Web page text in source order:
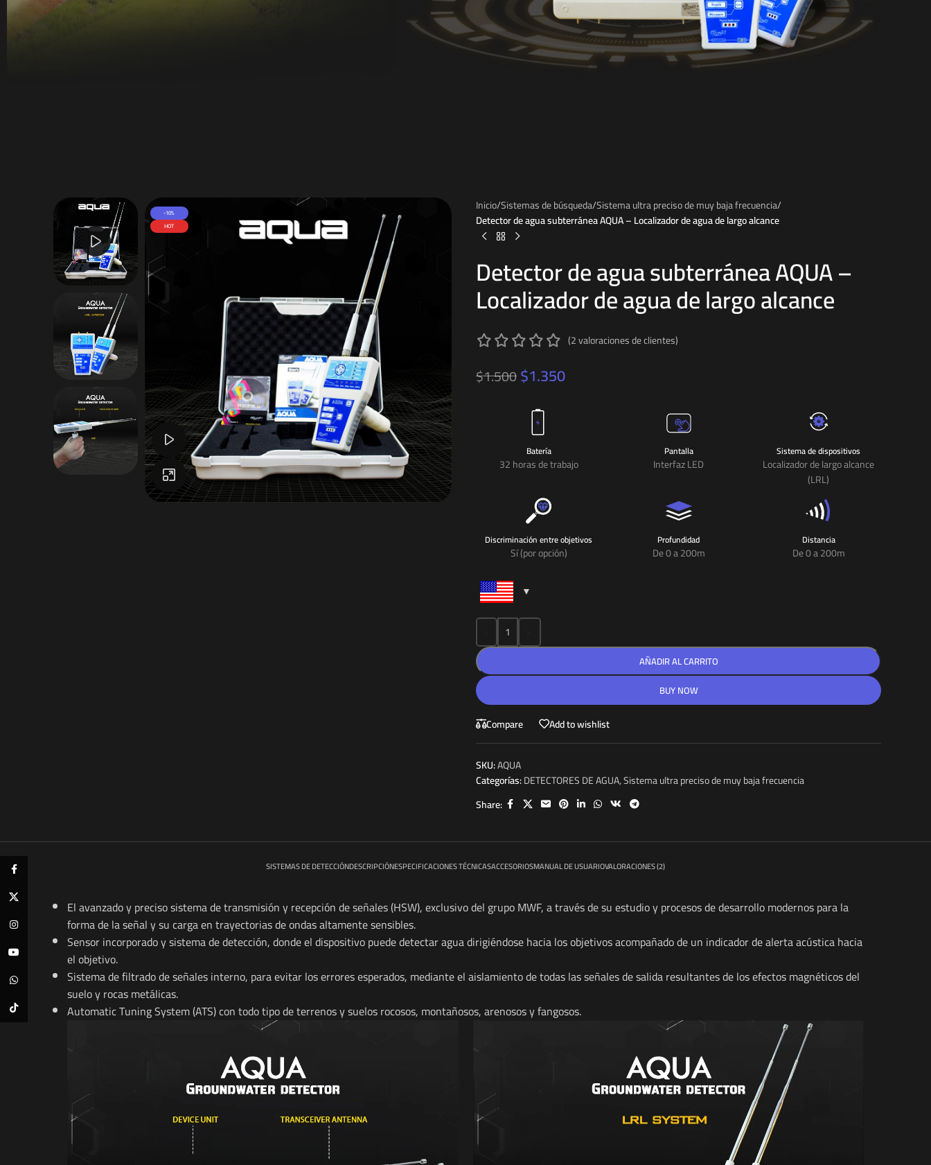
-10%
HOT
Watch video
Click to enlarge
Inicio/Sistemas de búsqueda/Sistema ultra preciso de muy baja frecuencia/
Detector de agua subterránea AQUA – Localizador de agua de largo alcance
Detector de agua subterránea AQUA –
Localizador de agua de largo alcance
(2valoraciones de clientes)
$1.500$1.350
Batería
32 horas de trabajo
Pantalla
Interfaz LED
Sistema de dispositivos
Localizador de largo alcance
(LRL)
Discriminación entre objetivos
Sí (por opción)
Profundidad
De 0 a 200m
Distancia
De 0 a 200m
AÑADIR AL CARRITO
BUY NOW
Compare Add to wishlist
SKU:AQUA
Categorías:DETECTORES DE AGUA,Sistema ultra preciso de muy baja frecuencia
Share:
SISTEMAS DE DETECCIÓNDESCRIPCIÓNESPECIFICACIONES TÉCNICASACCESORIOSMANUAL DE USUARIOVALORACIONES (2)
El avanzado y preciso sistema de transmisión y recepción de señales (HSW), exclusivo del grupo MWF, a través de su estudio y procesos de desarrollo modernos para la
forma de la señal y su carga en trayectorias de ondas altamente sensibles.
Sensor incorporado y sistema de detección, donde el dispositivo puede detectar agua dirigiéndose hacia los objetivos acompañado de un indicador de alerta acústica hacia
el objetivo.
Sistema de filtrado de señales interno, para evitar los errores esperados, mediante el aislamiento de todas las señales de salida resultantes de los efectos magnéticos del
suelo y rocas metálicas.
Automatic Tuning System (ATS) con todo tipo de terrenos y suelos rocosos, montañosos, arenosos y fangosos.
Instagram
WhatsApp